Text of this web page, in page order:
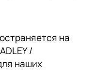
на
/
наших